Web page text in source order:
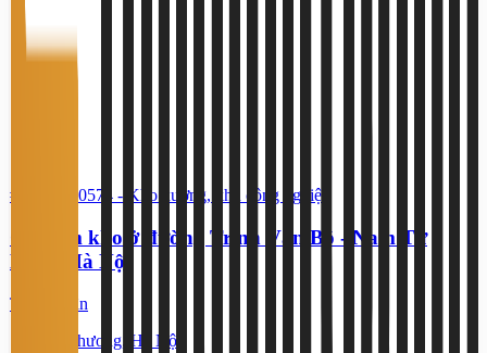
#YC87650574 - Kho xưởng, khu công nghiệp
Cần tìm kho ở đường Trịnh Văn Bô - Nam Từ
Liêm, Hà Nội
Thỏa thuận
Xuân Phương, Hà Nội